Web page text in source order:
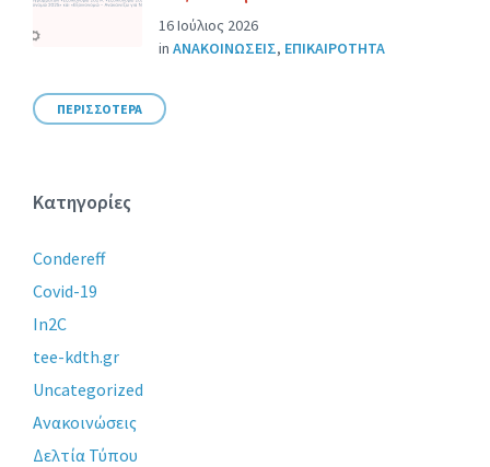
16 Ιούλιος 2026
in ΑΝΑΚΟΙΝΩΣΕΙΣ, ΕΠΙΚΑΙΡΟΤΗΤΑ
ΠΕΡΙΣΣΟΤΕΡΑ
Κατηγορίες
Condereff
Covid-19
In2C
tee-kdth.gr
Uncategorized
Ανακοινώσεις
Δελτία Τύπου